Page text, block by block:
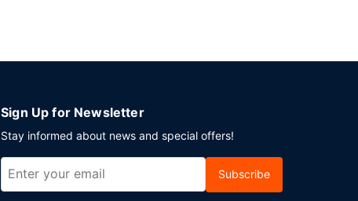
Sign Up for Newsletter
Stay informed about news and special offers!
Subscribe